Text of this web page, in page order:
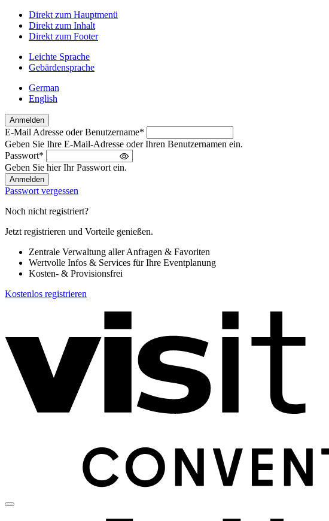
Direkt zum Hauptmenü
Direkt zum Inhalt
Direkt zum Footer
Leichte Sprache
Gebärdensprache
German
English
Anmelden
Willkommen
zurück!
Bitte
melden
Sie
sich
an
E-Mail Adresse oder Benutzername*
Geben Sie Ihre E-Mail-Adresse oder Ihren Benutzernamen ein.
Passwort*
Geben Sie hier Ihr Passwort ein.
Passwort vergessen
Noch nicht registriert?
Jetzt registrieren und Vorteile genießen.
Zentrale Verwaltung aller Anfragen & Favoriten
Wertvolle Infos & Services für Ihre Eventplanung
Kosten- & Provisionsfrei
Kostenlos registrieren